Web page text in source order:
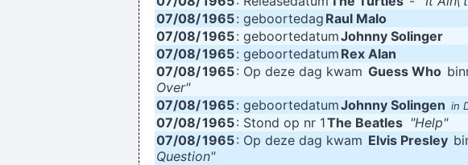
07/08/1965: geboortedag Raul Malo
07/08/1965: geboortedatumJohnny Solinger
07/08/1965: geboortedatum Rex Alan
07/08/1965: Op deze dag kwam Guess Who
Over"
07/08/1965: geboortedatumJohnny Solingen in
07/08/1965: Stond op nr 1The Beatles "Help"
07/08/1965: Op deze dag kwam Elvis Presley
Question"